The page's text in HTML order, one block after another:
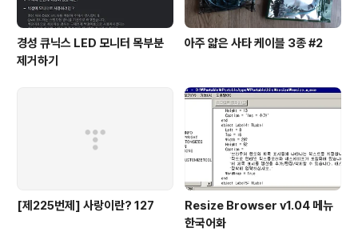
경성 큐닉스 LED 모니터 목부분
제거하기
아주 얇은 사타 케이블 3종 #2
[제225번제] 사랑이란? 127
Resize Browser v1.04 메뉴
한국어화